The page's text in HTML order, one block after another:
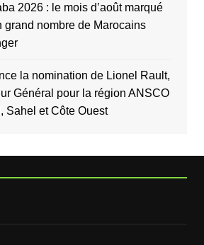
2026 : le mois d’août marqué
grand nombre de Marocains
la nomination de Lionel Rault,
Général pour la région ANSCO
Sahel et Côte Ouest